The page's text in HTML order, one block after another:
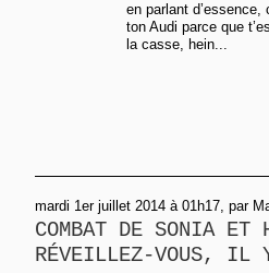
en parlant
ton Audi parce que
la casse, hein...
mardi 1er juillet 2014 à 01h17, par
COMBAT DE SONIA ET
RÉVEILLEZ-VOUS,